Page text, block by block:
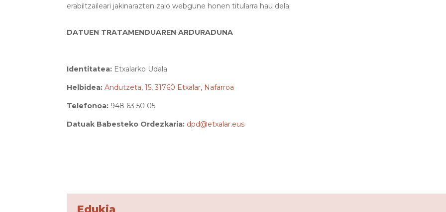
erabiltzaileari jakinarazten zaio webgune honen titularra hau dela:
DATUEN TRATAMENDUAREN ARDURADUNA
Identitatea: Etxalarko Udala
Helbidea:Andutzeta, 15, 31760 Etxalar, Nafarroa
Telefonoa: 948 63 50 05
Datuak Babesteko Ordezkaria: dpd@etxalar.eus
Edukia